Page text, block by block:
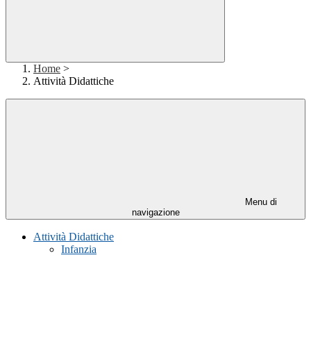
Home >
Attività Didattiche
Menu di
navigazione
Attività Didattiche
Infanzia